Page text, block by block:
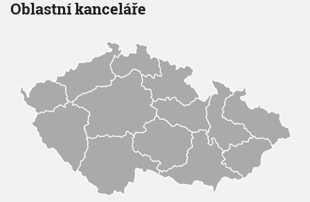
Oblastní kanceláře